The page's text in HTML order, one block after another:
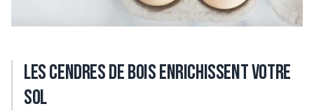
Les cendres de bois enrichissent votre
sol